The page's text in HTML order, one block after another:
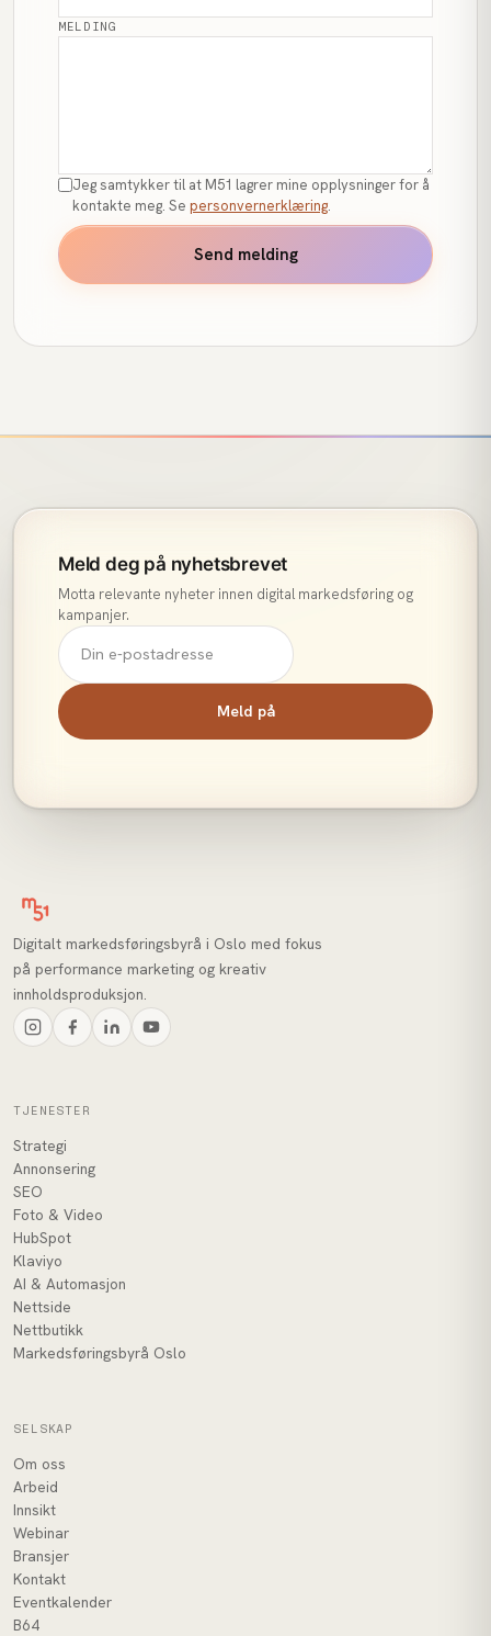
MELDING
Jeg samtykker til at M51 lagrer mine opplysninger for å
kontakte meg. Se personvernerklæring.
Send melding
Meld deg på nyhetsbrevet
Motta relevante nyheter innen digital markedsføring og
kampanjer.
Meld på
Digitalt markedsføringsbyrå i Oslo med fokus
på performance marketing og kreativ
innholdsproduksjon.
TJENESTER
Strategi
Annonsering
SEO
Foto & Video
HubSpot
Klaviyo
AI & Automasjon
Nettside
Nettbutikk
Markedsføringsbyrå Oslo
SELSKAP
Om oss
Arbeid
Innsikt
Webinar
Bransjer
Kontakt
Eventkalender
B64